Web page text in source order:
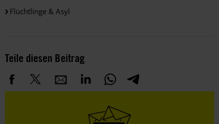
Flüchtlinge & Asyl
Teile diesen Beitrag